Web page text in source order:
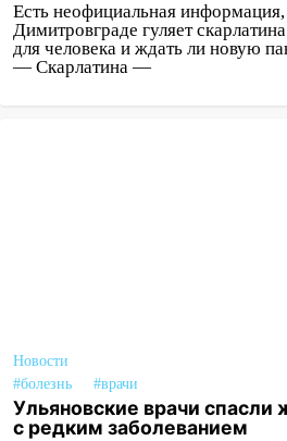
Есть неофициальная информация,
Димитровграде гуляет
для человека и ждать ли новую
— Скарлатина —
Новости
#болезнь
#врачи
Ульяновские врачи спасли
с редким заболеванием